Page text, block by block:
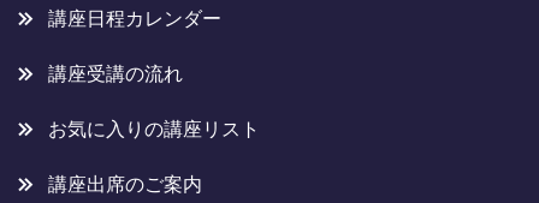
講座日程カレンダー
講座受講の流れ
お気に入りの講座リスト
講座出席のご案内